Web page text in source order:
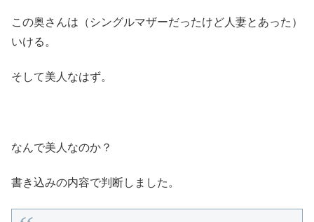
この奥さんは（シングルマザーだったけど人妻とあった）
いける。
そして美人なはず。
なんで美人なのか？
書き込みの内容で判断しました。